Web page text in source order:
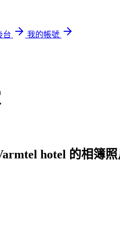
台
我的帳號
hotel 的相簿照